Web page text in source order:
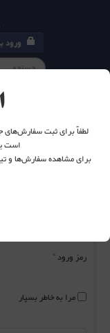
ورود
شما اینجا هستید:خانه
رمز ورود *
مرا به خاطر بسپار
لطفاً برای ثبت سفارش‌های
است
برای مشاهده سفارش‌ها و